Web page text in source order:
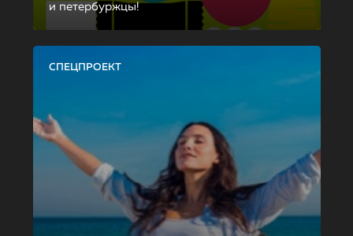
и петербуржцы!
СПЕЦПРОЕКТ